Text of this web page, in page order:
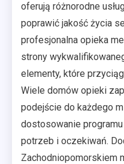
oferują różnorodne
poprawić jakość życia
profesjonalna opieka
strony
elementy, które
Wiele domów opieki
podejście do każdego
dostosowanie
potrzeb i oczekiwań.
Zachodniopomorskiem